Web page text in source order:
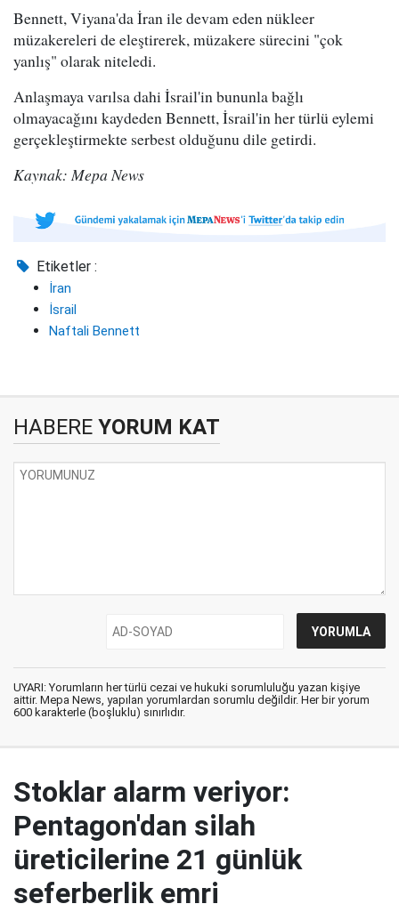
Bennett, Viyana'da İran ile devam eden nükleer
müzakereleri de eleştirerek, müzakere sürecini "çok
yanlış" olarak niteledi.
Anlaşmaya varılsa dahi İsrail'in bununla bağlı
olmayacağını kaydeden Bennett, İsrail'in her türlü eylemi
gerçekleştirmekte serbest olduğunu dile getirdi.
Kaynak: Mepa News
Etiketler :
İran
İsrail
Naftali Bennett
HABERE YORUM KAT
UYARI: Yorumların her türlü cezai ve hukuki sorumluluğu yazan kişiye
aittir. Mepa News, yapılan yorumlardan sorumlu değildir. Her bir yorum
600 karakterle (boşluklu) sınırlıdır.
Stoklar alarm veriyor:
Pentagon'dan silah
üreticilerine 21 günlük
seferberlik emri